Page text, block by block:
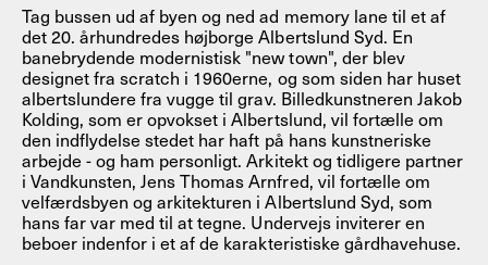
Tag bussen ud af byen og ned ad memory lane til et af
det 20. århundredes højborge Albertslund Syd. En
banebrydende modernistisk "new town", der blev
designet fra scratch i 1960erne, og som siden har huset
albertslundere fra vugge til grav. Billedkunstneren Jakob
Kolding, som er opvokset i Albertslund, vil fortælle om
den indflydelse stedet har haft på hans kunstneriske
arbejde - og ham personligt. Arkitekt og tidligere partner
i Vandkunsten, Jens Thomas Arnfred, vil fortælle om
velfærdsbyen og arkitekturen i Albertslund Syd, som
hans far var med til at tegne. Undervejs inviterer en
beboer indenfor i et af de karakteristiske gårdhavehuse.